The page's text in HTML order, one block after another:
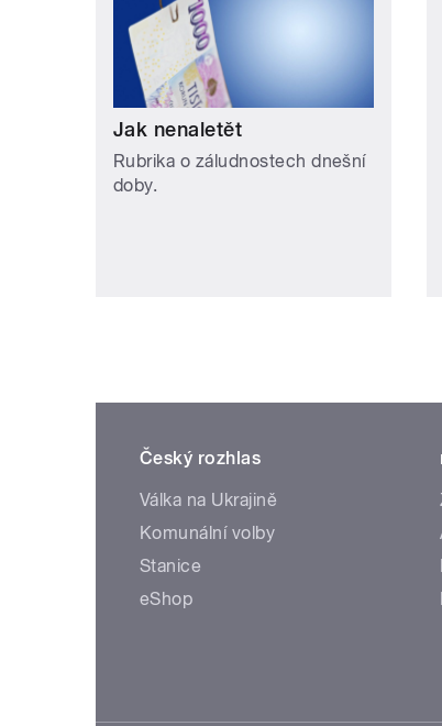
Jak nenaletět
Rubrika o záludnostech dnešní
doby.
Český rozhlas
Válka na Ukrajině
Komunální volby
Stanice
eShop